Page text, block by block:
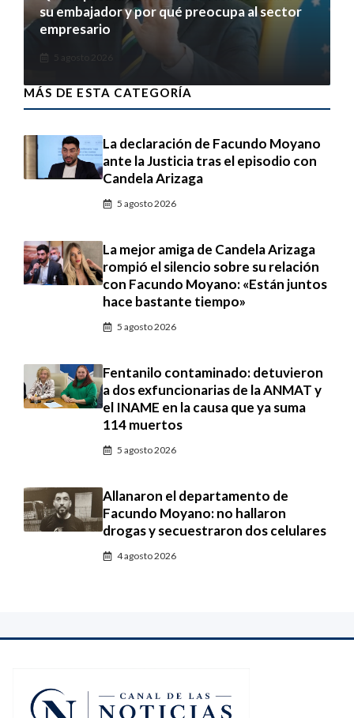
su embajador y por qué preocupa al sector
empresario
5 agosto 2026
MÁS DE ESTA CATEGORÍA
La declaración de Facundo Moyano
ante la Justicia tras el episodio con
Candela Arizaga
5 agosto 2026
La mejor amiga de Candela Arizaga
rompió el silencio sobre su relación
con Facundo Moyano: «Están juntos
hace bastante tiempo»
5 agosto 2026
Fentanilo contaminado: detuvieron
a dos exfuncionarias de la ANMAT y
el INAME en la causa que ya suma
114 muertos
5 agosto 2026
Allanaron el departamento de
Facundo Moyano: no hallaron
drogas y secuestraron dos celulares
4 agosto 2026